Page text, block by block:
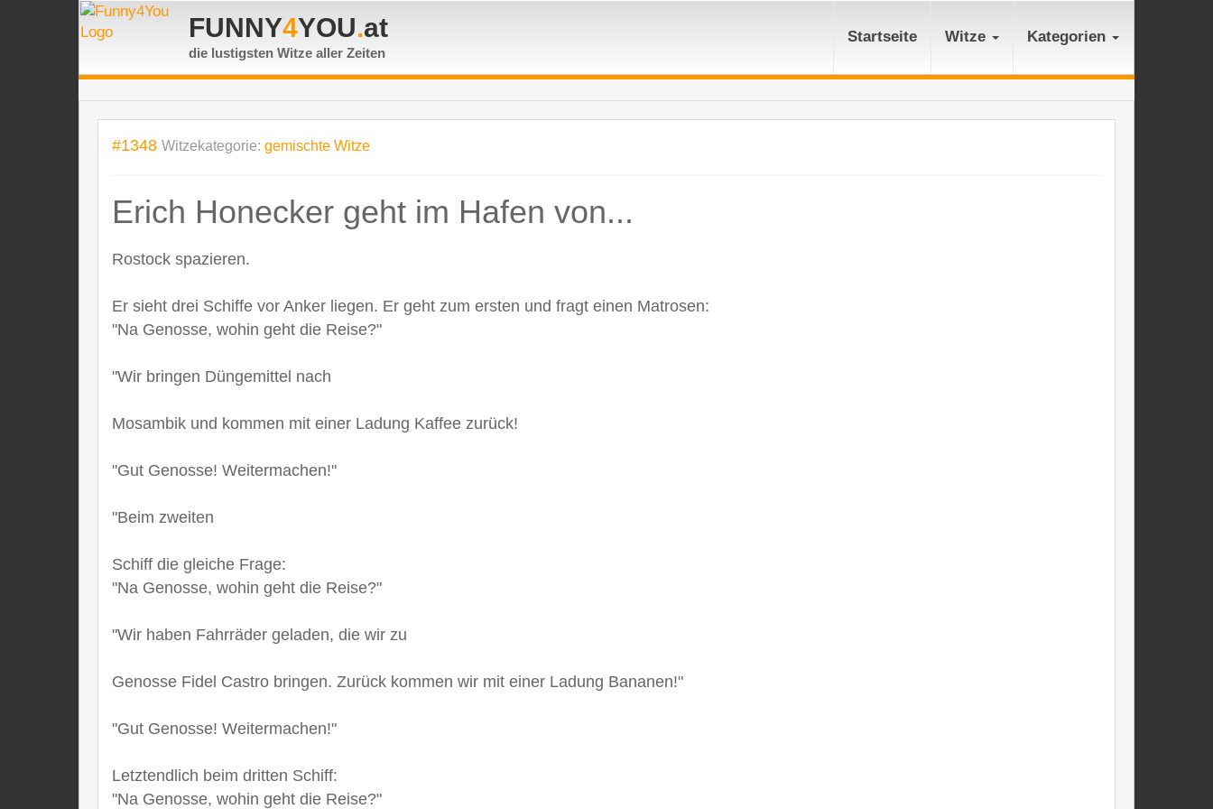
FUNNY4YOU.at
die lustigsten Witze aller Zeiten
Startseite Witze Kategorien
#1348 Witzekategorie: gemischte Witze
Erich Honecker geht im Hafen von...
Rostock spazieren.
Er sieht drei Schiffe vor Anker liegen. Er geht zum ersten und fragt einen Matrosen:
"Na Genosse, wohin geht die Reise?"
"Wir bringen Düngemittel nach
Mosambik und kommen mit einer Ladung Kaffee zurück!
"Gut Genosse! Weitermachen!"
"Beim zweiten
Schiff die gleiche Frage:
"Na Genosse, wohin geht die Reise?"
"Wir haben Fahrräder geladen, die wir zu
Genosse Fidel Castro bringen. Zurück kommen wir mit einer Ladung Bananen!"
"Gut Genosse! Weitermachen!"
Letztendlich beim dritten Schiff:
"Na Genosse, wohin geht die Reise?"